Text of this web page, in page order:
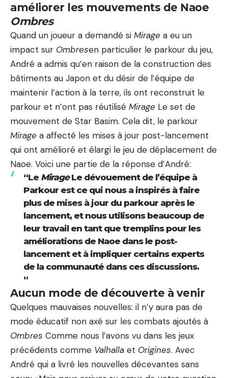
améliorer les mouvements de Naoe
Ombres
Quand un joueur a demandé si Mirage a eu un
impact sur Ombresen particulier le parkour du jeu,
André a admis qu’en raison de la construction des
bâtiments au Japon et du désir de l’équipe de
maintenir l’action à la terre, ils ont reconstruit le
parkour et n’ont pas réutilisé Mirage Le set de
mouvement de Star Basim. Cela dit, le parkour
Mirage a affecté les mises à jour post-lancement
qui ont amélioré et élargi le jeu de déplacement de
Naoe. Voici une partie de la réponse d’André:
“Le MirageLe dévouement de l’équipe à
Parkour est ce qui nous a inspirés à faire
plus de mises à jour du parkour après le
lancement, et nous utilisons beaucoup de
leur travail en tant que tremplins pour les
améliorations de Naoe dans le post-
lancement et à impliquer certains experts
de la communauté dans ces discussions.
“
Aucun mode de découverte à venir
Quelques mauvaises nouvelles: il n’y aura pas de
mode éducatif non axé sur les combats ajoutés à
Ombres Comme nous l’avons vu dans les jeux
précédents comme Valhalla et Origines. Avec
André qui a livré les nouvelles décevantes sans